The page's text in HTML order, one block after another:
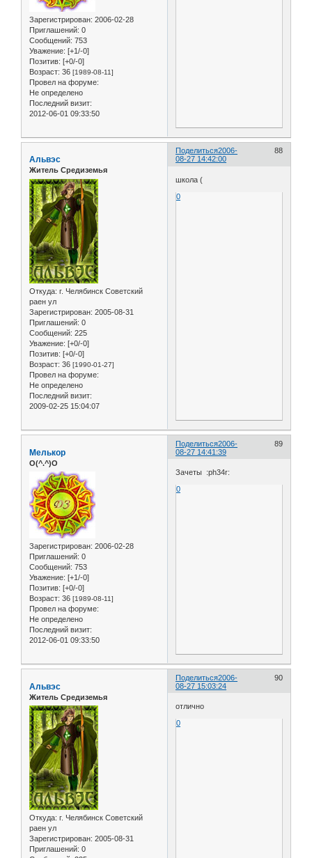
Зарегистрирован: 2006-02-28
Приглашений: 0
Сообщений: 753
Уважение: [+1/-0]
Позитив: [+0/-0]
Возраст: 36 [1989-08-11]
Провел на форуме:
Не определено
Последний визит:
2012-06-01 09:33:50
Поделиться 88
2006-
08-27 14:42:00
Альвэс
Житель Средиземья
Откуда: г. Челябинск Советский
раен ул
Зарегистрирован: 2005-08-31
Приглашений: 0
Сообщений: 225
Уважение: [+0/-0]
Позитив: [+0/-0]
Возраст: 36 [1990-01-27]
Провел на форуме:
Не определено
Последний визит:
2009-02-25 15:04:07
школа (
0
Поделиться 89
2006-
08-27 14:41:39
Мелькор
O(^.^)O
Зарегистрирован: 2006-02-28
Приглашений: 0
Сообщений: 753
Уважение: [+1/-0]
Позитив: [+0/-0]
Возраст: 36 [1989-08-11]
Провел на форуме:
Не определено
Последний визит:
2012-06-01 09:33:50
Зачеты :ph34r:
0
Поделиться 90
2006-
08-27 15:03:24
Альвэс
Житель Средиземья
Откуда: г. Челябинск Советский
раен ул
Зарегистрирован: 2005-08-31
Приглашений: 0
отлично
0